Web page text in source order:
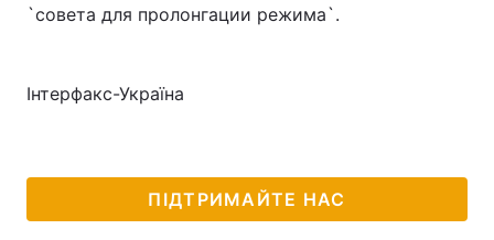
Тема оформлення
`совета для пролонгации режима`.
Інтерфакс-Україна
ПІДТРИМАЙТЕ НАС